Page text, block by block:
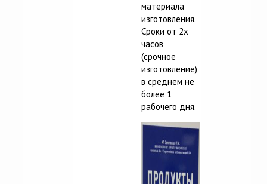
материала
изготовления.
Сроки от 2х
часов
(срочное
изготовление)
в среднем не
более 1
рабочего дня.